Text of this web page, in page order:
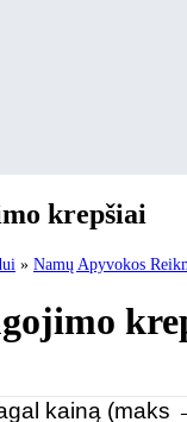
krepšiai
» Namų Apyvokos